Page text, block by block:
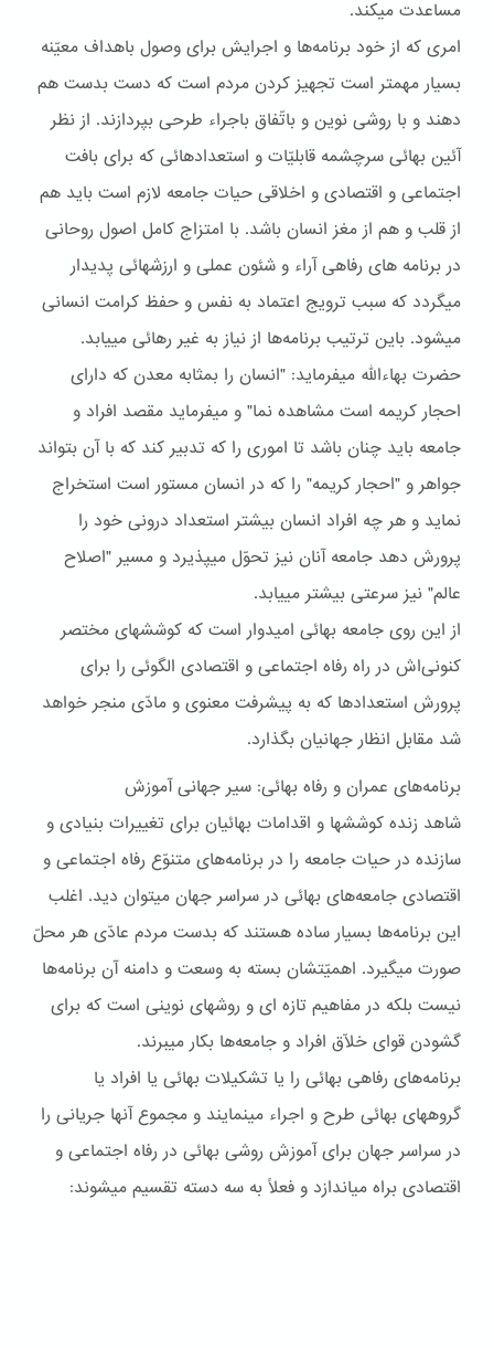
مساعدت ميکند.
امری که از خود برنامه‌ها و اجرايش برای وصول باهداف معيّنه
بسيار مهمتر است تجهيز کردن مردم است که دست بدست هم
دهند و با روشی نوين و باتّفاق باجراء طرحی بپردازند. از نظر
آئين بهائی سرچشمه قابليّات و استعدادهائی که برای بافت
اجتماعی و اقتصادی و اخلاقی حيات جامعه لازم است بايد هم
از قلب و هم از مغز انسان باشد. با امتزاج کامل اصول روحانی
در برنامه های رفاهی آراء و شئون عملی و ارزشهائی پديدار
ميگردد که سبب ترويج اعتماد به نفس و حفظ کرامت انسانی
ميشود. باين ترتيب برنامه‌ها از نياز به غير رهائی مييابد.
حضرت بهاءاللّه ميفرمايد: "انسان را بمثابه معدن که دارای
احجار کريمه است مشاهده نما" و ميفرمايد مقصد افراد و
جامعه بايد چنان باشد تا اموری را که تدبير کند که با آن بتواند
جواهر و "احجار کريمه" را که در انسان مستور است استخراج
نمايد و هر چه افراد انسان بيشتر استعداد درونی خود را
پرورش دهد جامعه آنان نيز تحوّل ميپذيرد و مسير "اصلاح
عالم" نيز سرعتی بيشتر مييابد.
از اين روی جامعه بهائی اميدوار است که کوششهای مختصر
کنونی‌اش در راه رفاه اجتماعی و اقتصادی الگوئی را برای
پرورش استعدادها که به پيشرفت معنوی و مادّی منجر خواهد
شد مقابل انظار جهانيان بگذارد.
برنامه‌هاى عمران و رفاه بهائى: سير جهانى آموزش
شاهد زنده کوششها و اقدامات بهائيان برای تغييرات بنيادی و
سازنده در حيات جامعه را در برنامه‌های متنوّع رفاه اجتماعی و
اقتصادی جامعه‌های بهائی در سراسر جهان ميتوان ديد. اغلب
اين برنامه‌ها بسيار ساده هستند که بدست مردم عادّی هر محلّ
صورت ميگيرد. اهميّتشان بسته به وسعت و دامنه آن برنامه‌ها
نيست بلکه در مفاهيم تازه ای و روشهای نوينی است که برای
گشودن قوای خلّاق افراد و جامعه‌ها بکار ميبرند.
برنامه‌های رفاهی بهائی را يا تشکيلات بهائی يا افراد يا
گروههای بهائی طرح و اجراء مينمايند و مجموع آنها جريانی را
در سراسر جهان برای آموزش روشی بهائی در رفاه اجتماعی و
اقتصادی براه مياندازد و فعلاً به سه دسته تقسيم ميشوند: